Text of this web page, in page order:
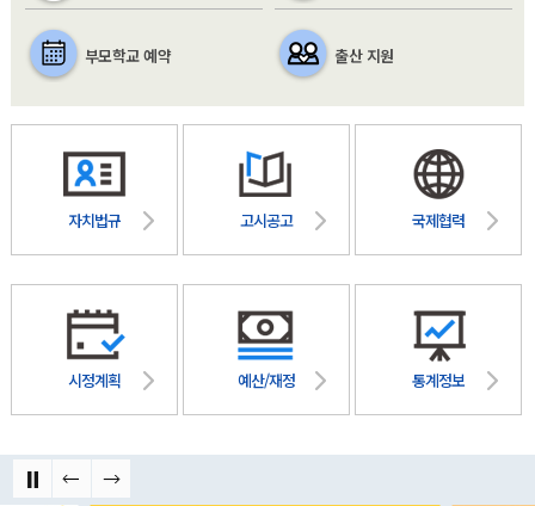
부모학교 예약 출산 지원
자치법규 고시공고 국제협력
시정계획 예산/재정 통계정보